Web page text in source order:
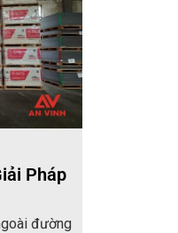
Pháp
đường